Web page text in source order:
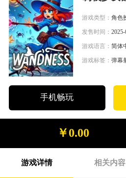
游戏类型：角色
发售时间：
游戏语言：简体
游戏标签：弹幕
手机畅玩
￥0.00
游戏详情 相关内容